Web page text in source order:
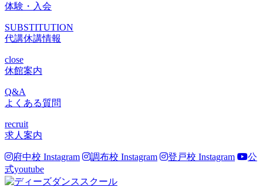
体験・入会
SUBSTITUTION
代講休講情報
close
休館案内
Q&A
よくある質問
recruit
求人案内
府中校 Instagram 調布校 Instagram 登戸校 Instagram
公
式youtube